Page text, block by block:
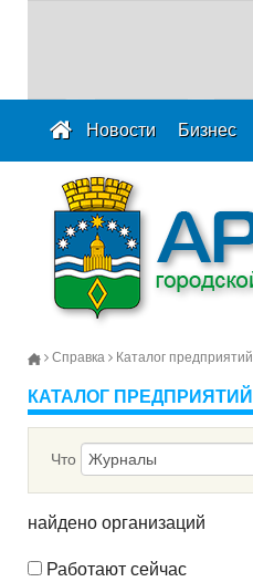
Новости Бизнес
Справка Каталог предприятий
КАТАЛОГ ПРЕДПРИЯТИЙ
Что
найдено организаций
Работают сейчас